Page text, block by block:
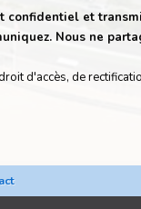
confidentiel et
Nous ne
d'accès, de